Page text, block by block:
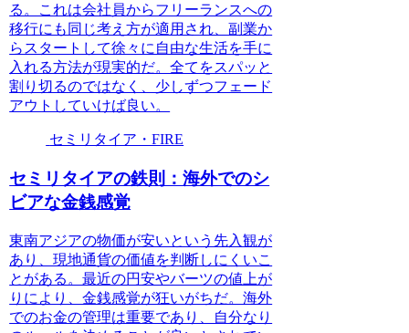
る。これは会社員からフリーランスへの
移行にも同じ考え方が適用され、副業か
らスタートして徐々に自由な生活を手に
入れる方法が現実的だ。全てをスパッと
割り切るのではなく、少しずつフェード
アウトしていけば良い。
セミリタイア・FIRE
セミリタイアの鉄則：海外でのシ
ビアな金銭感覚
東南アジアの物価が安いという先入観が
あり、現地通貨の価値を判断しにくいこ
とがある。最近の円安やバーツの値上が
りにより、金銭感覚が狂いがちだ。海外
でのお金の管理は重要であり、自分なり